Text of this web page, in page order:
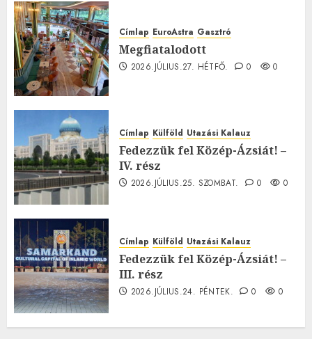
Címlap EuroAstra Gasztró
Megfiatalodott
2026.JÚLIUS.27. HÉTFŐ. 0 0
Címlap Külföld Utazási Kalauz
Fedezzük fel Közép-Ázsiát! –
IV. rész
2026.JÚLIUS.25. SZOMBAT. 0 0
Címlap Külföld Utazási Kalauz
Fedezzük fel Közép-Ázsiát! –
III. rész
2026.JÚLIUS.24. PÉNTEK. 0 0